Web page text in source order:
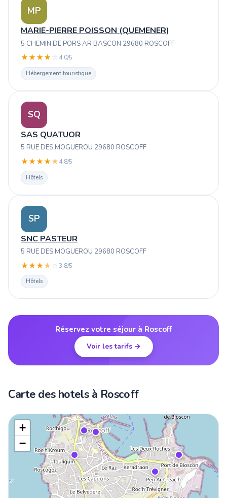
MP
MARIE-PIERRE POISSON (QUEMENER)
5 CHEMIN DE PORS AR BASCON 29680 ROSCOFF
★★★★ ☆ 4.0/5
Hébergement touristique
SQ
SAS QUATUOR
5 RUE DES MOGUEROU 29680 ROSCOFF
★★★★★4.8/5
Hôtels
SP
SNC PASTEUR
5 RUE DES MOGUEROU 29680 ROSCOFF
★★★★ ☆3.8/5
Hôtels
Réservez votre séjour à Roscoff
Voir les tarifs →
Carte des hotels à Roscoff
+
−